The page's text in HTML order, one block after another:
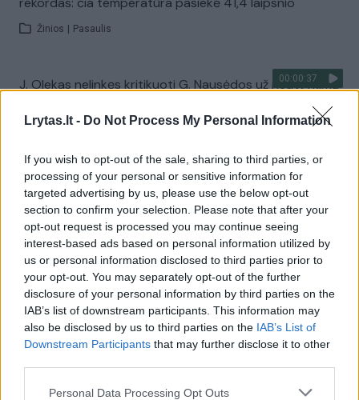
Lrytas.lt - Do Not Process My Personal Information
If you wish to opt-out of the sale, sharing to third parties, or
processing of your personal or sensitive information for
targeted advertising by us, please use the below opt-out
section to confirm your selection. Please note that after your
opt-out request is processed you may continue seeing
interest-based ads based on personal information utilized by
us or personal information disclosed to third parties prior to
your opt-out. You may separately opt-out of the further
disclosure of your personal information by third parties on the
IAB’s list of downstream participants. This information may
also be disclosed by us to third parties on the IAB’s List of
Downstream Participants that may further disclose it to other
Personal Data Processing Opt Outs
Žinios Pasaulis
00:00:37
J. Olekas nelinkęs kritikuoti G. Nausėdos už neatvykimą
visokių situacijų“
Visi įrašai
Žiūrimiausi įrašai
00:00:49
Pateikė daugiau detalių apie iš tėvų paimtus šešis
vaikus: jiems kilusi grėsmė